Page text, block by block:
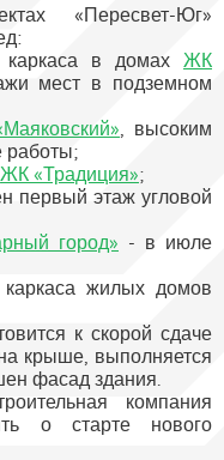
«Пересвет-Юг»
каркаса в домах ЖК
мест в подземном
, высоким
работы;
ЖК «Традиция»;
первый этаж угловой
город» - в июле
жилых домов
к скорой сдаче
крыше, выполняется
фасад здания.
компания
о старте нового